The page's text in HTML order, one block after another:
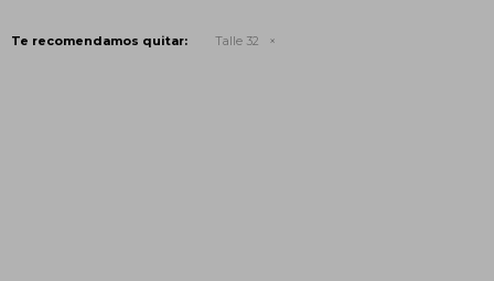
Te recomendamos quitar: Talle 32